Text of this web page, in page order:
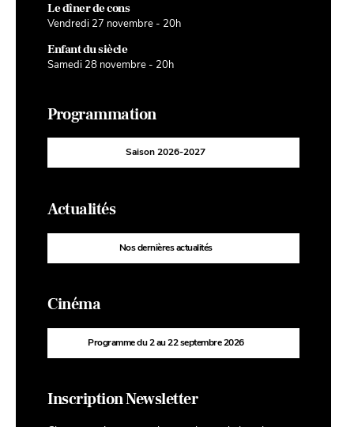
Le dîner de cons
Vendredi 27 novembre - 20h
Enfant du siècle
Samedi 28 novembre - 20h
Programmation
Saison 2026-2027
Actualités
Nos dernières actualités
Cinéma
Programme du 2 au 22 septembre 2026
Inscription Newsletter